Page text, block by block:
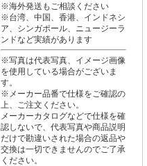
※海外発送もご相談ください
※台湾、中国、香港、インドネシ
ア、シンガポール、ニュージーラ
ンドなど実績があります
※写真は代表写真、イメージ画像
を使用している場合がございま
す。
※メーカー品番で仕様をご確認の
上、ご注文ください。
メーカーカタログなどで仕様を確
認しないで、代表写真や商品説明
だけで勘違いされた場合の返品や
交換は一切できませんのでご了承
ください。